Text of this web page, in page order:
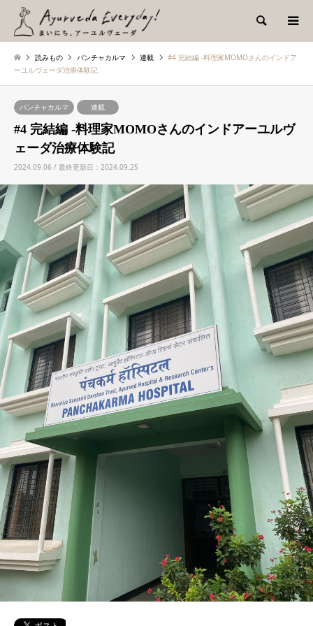
検索
読みもの パンチャカルマ 連載
#4 完結編 -料理家MOMOさんのインドア
ーユルヴェーダ治療体験記
パンチャカルマ 連載
#4 完結編 -料理家MOMOさんのインドアーユルヴ
ェーダ治療体験記
2024.09.06 / 最終更新日：2024.09.25